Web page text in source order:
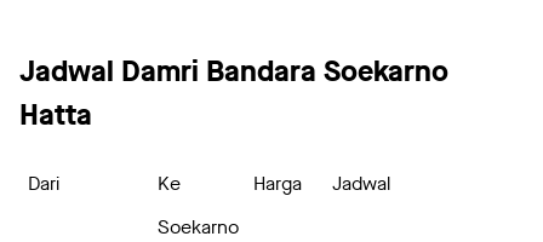
Jadwal Damri Bandara Soekarno
Hatta
Dari Ke Harga Jadwal
Soekarno